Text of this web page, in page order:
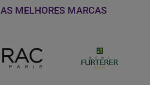
AS MELHORES MARCAS